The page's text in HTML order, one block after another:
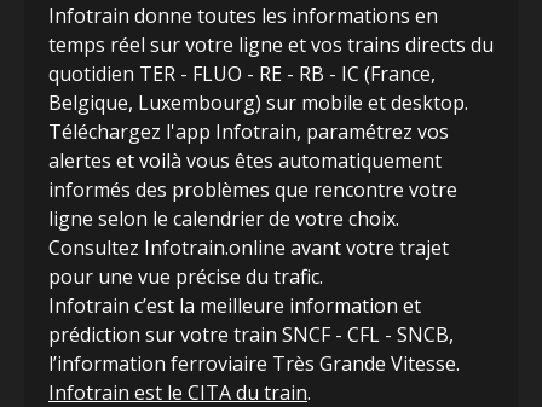
Infotrain donne toutes les informations en
temps réel sur votre ligne et vos trains directs du
quotidien TER - FLUO - RE - RB - IC (France,
Belgique, Luxembourg) sur mobile et desktop.
Téléchargez l'app Infotrain, paramétrez vos
alertes et voilà vous êtes automatiquement
informés des problèmes que rencontre votre
ligne selon le calendrier de votre choix.
Consultez Infotrain.online avant votre trajet
pour une vue précise du trafic.
Infotrain c’est la meilleure information et
prédiction sur votre train SNCF - CFL - SNCB,
l’information ferroviaire Très Grande Vitesse.
Infotrain est le CITA du train.